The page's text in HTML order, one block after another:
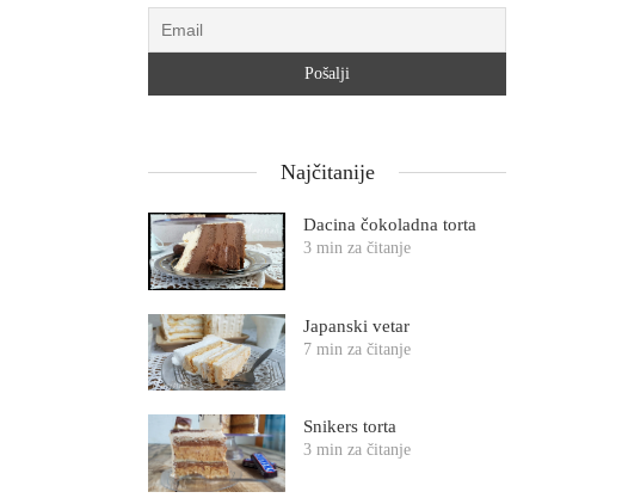
Najčitanije
Dacina čokoladna torta
3 min za čitanje
Japanski vetar
7 min za čitanje
Snikers torta
3 min za čitanje